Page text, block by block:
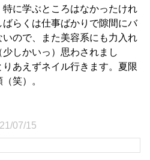
に学ぶところはなかったけれ
ばらくは仕事ばかりで隙間にバ
いので、また美容系にも力入れ
しかいっ）思わされまし
あえずネイル行きます。夏限
笑）。
07/15